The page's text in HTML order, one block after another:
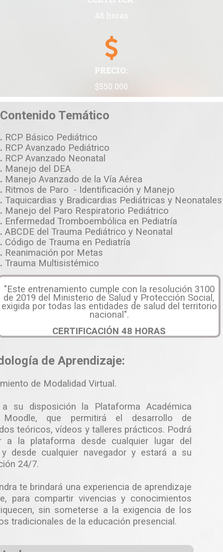
48 horas
PRECIO:
$550.000
Contenido Temático
. RCP Básico Pediátrico
. RCP Avanzado Pediátrico
. RCP Avanzado Neonatal
. Manejo del DEA
. Manejo Avanzado de la Vía Aérea
. Ritmos de Paro - Identificación y Manejo
. Taquicardias y Bradicardias Pediátricas y Neonatales
. Manejo del Paro Respiratorio Pediátrico
. Enfermedad Tromboembólica en Pediatría
. ABCDE del Trauma Pediátrico y Neonatal
. Código de Trauma en Pediatría
. Reanimación por Metas
. Trauma Multisistémico
"Este entrenamiento cumple con la resolución 3100
de 2019 del Ministerio de Salud y Protección Social,
exigida por todas las entidades de salud del territorio
nacional".
CERTIFICACIÓN 48 HORAS
de Aprendizaje:
de Modalidad Virtual.
a su disposición la Plataforma Académica
Moodle, que permitirá el desarrollo de
teóricos, vídeos y talleres prácticos. Podrá
a la plataforma desde cualquier lugar del
desde cualquier navegador y estará a su
24/7.
te brindará una experiencia de aprendizaje
para compartir vivencias y conocimientos
sin someterse a la exigencia de los
tradicionales de la educación presencial.